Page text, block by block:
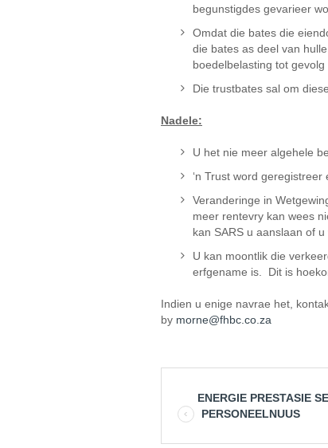
begunstigdes gevarieer
Omdat die bates die
die bates as deel van
boedelbelasting tot gevolg
Die trustbates sal om
Nadele:
U het nie meer algehele
‘n Trust word
Veranderinge in
meer rentevry kan wees
kan SARS u aanslaan of
U kan moontlik die
erfgename is. Dit is
Indien u enige navrae het,
by morne@fhbc.co.za
ENERGIE PRESTASIE
PERSONEELNUUS